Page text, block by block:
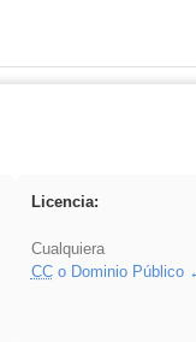
Licencia:
Cualquiera
CCo Dominio Público